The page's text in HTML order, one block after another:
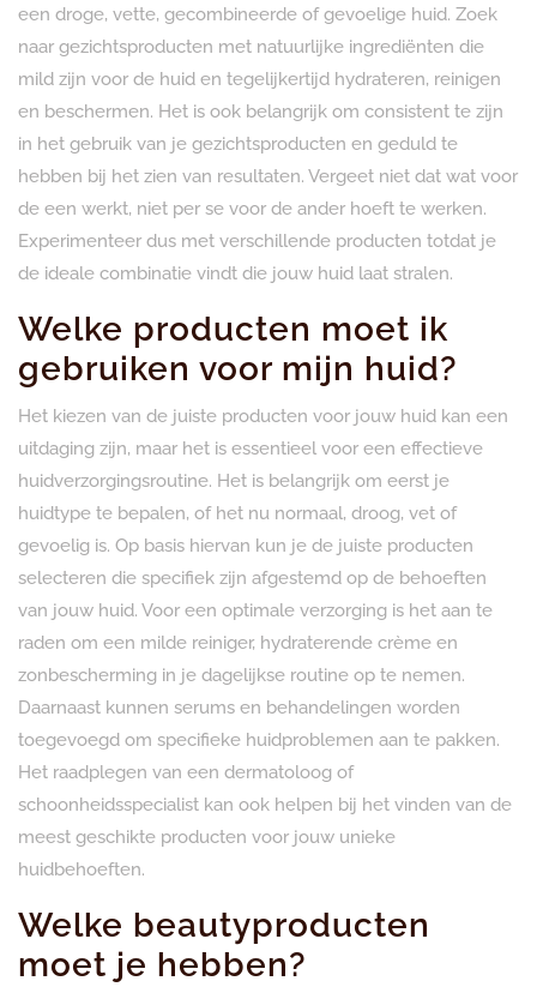
een droge, vette, gecombineerde of gevoelige huid. Zoek
naar gezichtsproducten met natuurlijke ingrediënten die
mild zijn voor de huid en tegelijkertijd hydrateren, reinigen
en beschermen. Het is ook belangrijk om consistent te zijn
in het gebruik van je gezichtsproducten en geduld te
hebben bij het zien van resultaten. Vergeet niet dat wat voor
de een werkt, niet per se voor de ander hoeft te werken.
Experimenteer dus met verschillende producten totdat je
de ideale combinatie vindt die jouw huid laat stralen.
Welke producten moet ik
gebruiken voor mijn huid?
Het kiezen van de juiste producten voor jouw huid kan een
uitdaging zijn, maar het is essentieel voor een effectieve
huidverzorgingsroutine. Het is belangrijk om eerst je
huidtype te bepalen, of het nu normaal, droog, vet of
gevoelig is. Op basis hiervan kun je de juiste producten
selecteren die specifiek zijn afgestemd op de behoeften
van jouw huid. Voor een optimale verzorging is het aan te
raden om een milde reiniger, hydraterende crème en
zonbescherming in je dagelijkse routine op te nemen.
Daarnaast kunnen serums en behandelingen worden
toegevoegd om specifieke huidproblemen aan te pakken.
Het raadplegen van een dermatoloog of
schoonheidsspecialist kan ook helpen bij het vinden van de
meest geschikte producten voor jouw unieke
huidbehoeften.
Welke beautyproducten
moet je hebben?